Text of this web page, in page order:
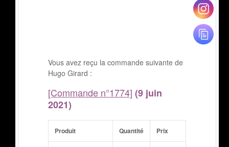
Vous avez reçu la commande suivante de
Hugo Girard :
[Commande n°1774] (9 juin
2021)
Produit Quantité Prix